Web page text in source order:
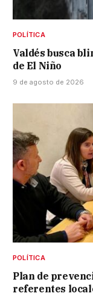
POLÍTICA
Valdés busca
de El Niño
9 de agosto de 2026
POLÍTICA
Plan de
referentes